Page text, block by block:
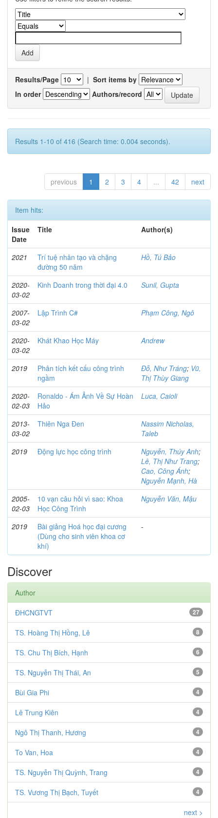
Results/Page | Sort items by
In order
Authors/record
Results 1-10 of 416 (Search time: 0.004 seconds).
previous 1 2 3 4 ... 42 next
Item hits:
Issue
Date
Title Author(s)
2021
Trí tuệ nhân tạo và chặng
đường 50 năm
Hồ, Tú Bảo
2020-
03-02
Kinh Doanh trong thời đại 4.0 Sunil, Gupta
2007-
03-02
Lập Trình C# Phạm Công, Ngô
2020-
03-02
Khát Khao Học Máy Andrew
2019
Phân tích kết cấu công trình
ngầm
Đỗ, Như Tráng; Vũ,
Thị Thùy Giang
2020-
02-03
Ronaldo - Ám Ảnh Về Sự Hoàn
Hảo
Luca, Caioli
2013-
03-02
Thiên Nga Đen
Nassim Nicholas,
Taleb
2019
Động lực học công trình Nguyễn, Thúy Anh;
Lê, Thị Như Trang;
Cao, Công Ánh;
Nguyễn Mạnh, Hà
2005-
02-03
10 vạn câu hỏi vì sao: Khoa
Học Công Trình
Nguyễn Văn, Mậu
2019
Bài giảng Hoá học đại cương
(Dùng cho sinh viên khoa cơ
khí)
-
Discover
Author
27
ĐHCNGTVT
8
TS. Hoàng Thị Hồng, Lê
6
TS. Chu Thị Bích, Hạnh
5
TS. Nguyễn Thị Thái, An
4
Bùi Gia Phi
4
Lê Trung Kiên
4
Ngô Thị Thanh, Hương
4
To Van, Hoa
4
TS. Nguyễn Thị Quỳnh, Trang
4
TS. Vương Thị Bạch, Tuyết
next >